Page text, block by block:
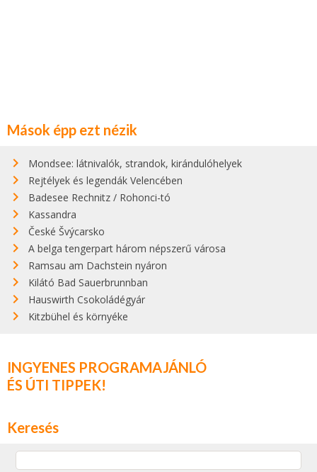
Mások épp ezt nézik
Mondsee: látnivalók, strandok, kirándulóhelyek
Rejtélyek és legendák Velencében
Badesee Rechnitz / Rohonci-tó
Kassandra
České Švýcarsko
A belga tengerpart három népszerű városa
Ramsau am Dachstein nyáron
Kilátó Bad Sauerbrunnban
Hauswirth Csokoládégyár
Kitzbühel és környéke
INGYENES PROGRAMAJÁNLÓ
ÉS ÚTI TIPPEK!
Keresés